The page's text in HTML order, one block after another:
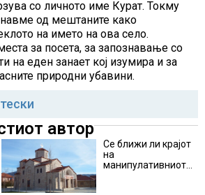
со личното име Курат. Токму
од мештаните како
на името на ова село.
за посета, за запознавање со
на еден занает кој изумира и за
природни убавини.
автор
Се ближи ли крајот
на
манипулативниот